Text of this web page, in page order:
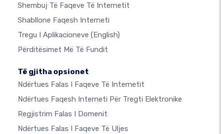
Shembuj Të Faqeve Të Internetit
Shabllone Faqesh Interneti
Tregu I Aplikacioneve (English)
Përditësimet Më Të Fundit
Të gjitha opsionet
Ndërtues Falas I Faqeve Të Internetit
Ndërtues Faqesh Interneti Për Tregti Elektronike
Regjistrim Falas I Domenit
Ndërtues Falas I Faqeve Të Uljes